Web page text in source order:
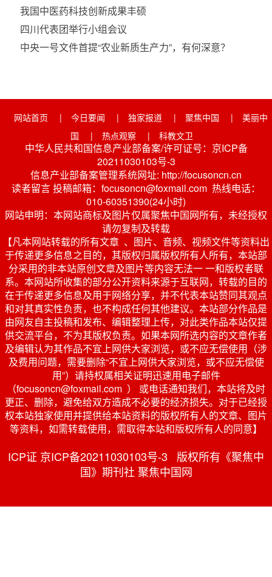
我国中医药科技创新成果丰硕
四川代表团举行小组会议
中央一号文件首提“农业新质生产力”，有何深意？
网站首页 | 今日要闻 | 独家报道 | 聚焦中国 |
美丽中
国
| 热点观察 | 科教文卫
中华人民共和国信息产业部备案/许可证号：京ICP备
20211030103号-3
信息产业部备案管理系统网址: http://focusoncn.cn
读者留言 投稿邮箱：focusoncn@foxmail.com 热线电话：
010-60351390(24小时)
网站申明：本网站商标及图片仅属聚焦中国网所有，未经授权
请勿复制及转载
【凡本网站转载的所有文章 、图片、音频、视频文件等资料出
于传递更多信息之目的，其版权归属版权所有人所有，本站部
分采用的非本站原创文章及图片等内容无法一 一和版权者联
系。本网站所收集的部分公开资料来源于互联网，转载的目的
在于传递更多信息及用于网络分享，并不代表本站赞同其观点
和对其真实性负责，也不构成任何其他建议。本站部分作品是
由网友自主投稿和发布、编辑整理上传，对此类作品本站仅提
供交流平台，不为其版权负责。如果本网所选内容的文章作者
及编辑认为其作品不宜上网供大家浏览，或不应无偿使用（涉
及费用问题，需要删除“不宜上网供大家浏览，或不应无偿使
用”）请持权属相关证明迅速用电子邮件
（focusoncn@foxmail.com ） 或电话通知我们，本站将及时
更正、删除，避免给双方造成不必要的经济损失。对于已经授
权本站独家使用并提供给本站资料的版权所有人的文章、图片
等资料，如需转载使用，需取得本站和版权所有人的同意】
ICP证 京ICP备20211030103号-3 版权所有《聚焦中
国》期刊社 聚焦中国网